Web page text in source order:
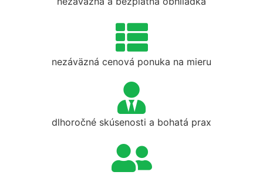
nezáväzná cenová ponuka na mieru
dlhoročné skúsenosti a bohatá prax